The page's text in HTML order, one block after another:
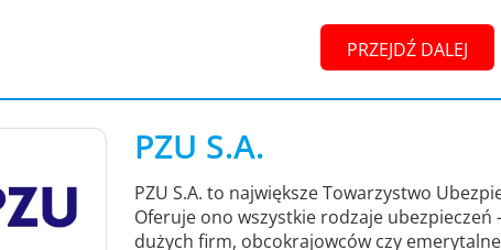
PRZEJDŹ DALEJ
PZU S.A.
PZU S.A. to największe Towarzystwo
Oferuje ono wszystkie rodzaje
dużych firm, obcokrajowców czy